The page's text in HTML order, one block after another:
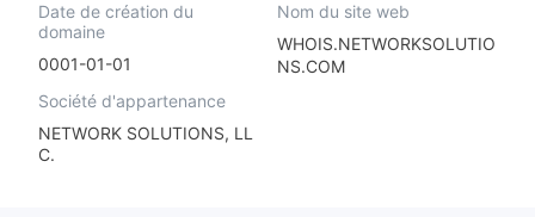
Date de création du
domaine
0001-01-01
Nom du site web
WHOIS.NETWORKSOLUTIO
NS.COM
Société d'appartenance
NETWORK SOLUTIONS, LL
C.